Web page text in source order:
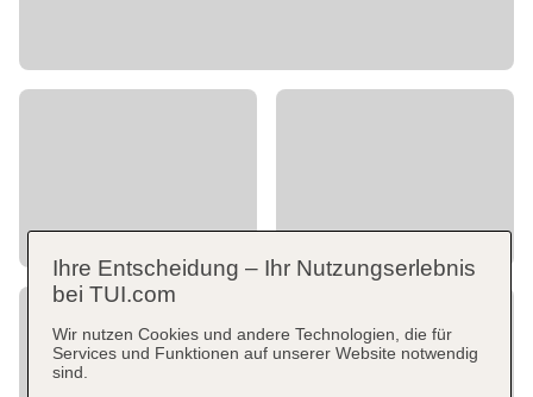
Ihre Entscheidung – Ihr Nutzungserlebnis
bei TUI.com
Wir nutzen Cookies und andere Technologien, die für
Services und Funktionen auf unserer Website notwendig
sind.